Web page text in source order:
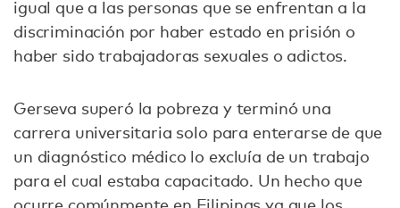
igual que a las personas que se enfrentan a la
discriminación por haber estado en prisión o
haber sido trabajadoras sexuales o adictos.
Gerseva superó la pobreza y terminó una
carrera universitaria solo para enterarse de que
un diagnóstico médico lo excluía de un trabajo
para el cual estaba capacitado. Un hecho que